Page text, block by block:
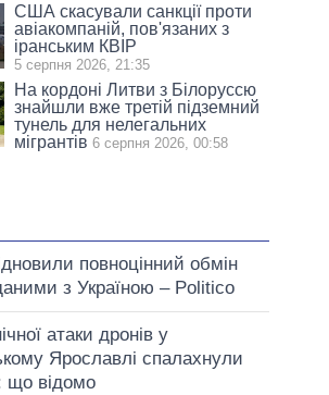
США скасували санкції проти
авіакомпаній, пов'язаних з
іранським КВІР
5 серпня 2026, 21:35
На кордоні Литви з Білоруссю
знайшли вже третій підземний
тунель для нелегальних
мігрантів 6 серпня 2026, 00:58
повноцінний обмін
з Україною – Politico
атаки дронів у
Ярославлі спалахнули
що відомо